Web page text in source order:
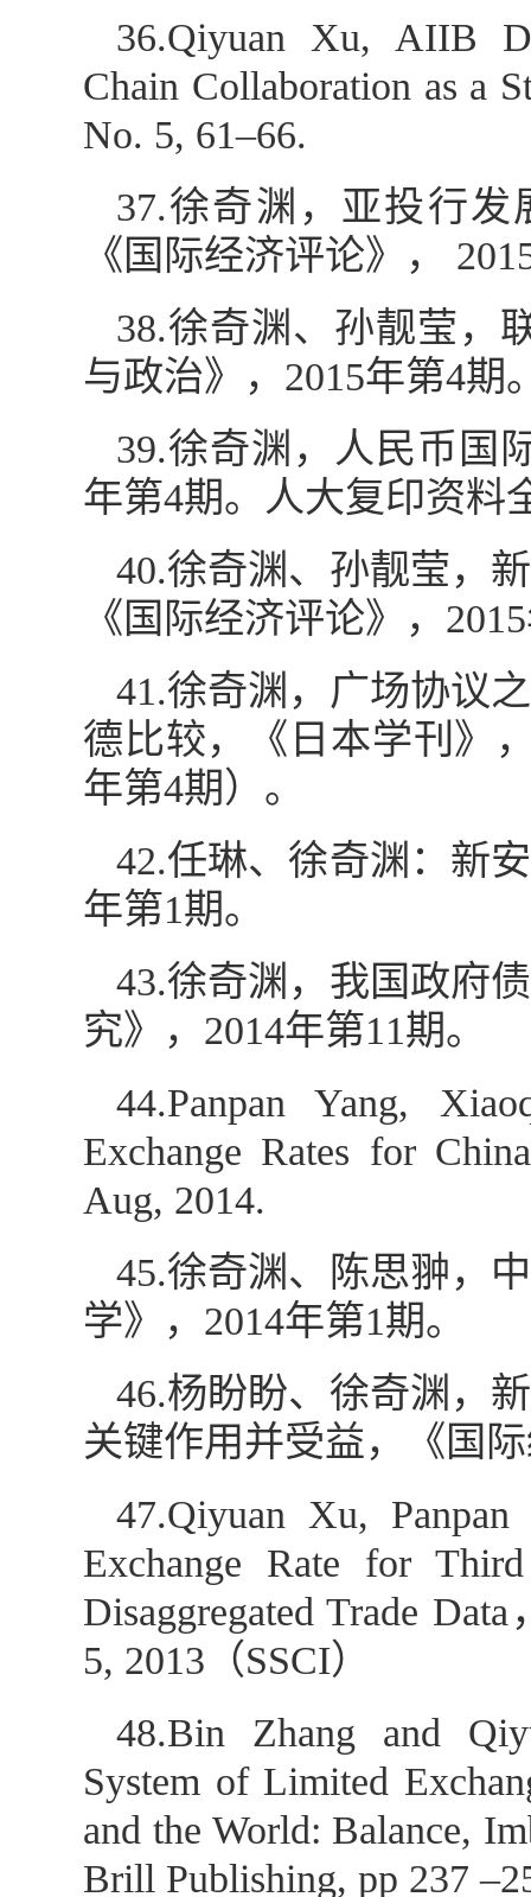
36.Qiyuan Xu, AIIB
Chain Collaboration as a
No. 5, 61–66.
37.徐奇渊，亚投行
《国际经济评论》，
38.徐奇渊、孙靓莹，
与政治》，2015年第4期
39.徐奇渊，人民币国
年第4期。人大复印资料
40.徐奇渊、孙靓莹，
《国际经济评论》，
41.徐奇渊，广场协议
德比较，《日本学刊》
年第4期）。
42.任琳、徐奇渊：新
年第1期。
43.徐奇渊，我国政府
究》，2014年第11期。
44.Panpan Yang,
Exchange Rates for
Aug, 2014.
45.徐奇渊、陈思翀，
学》，2014年第1期。
46.杨盼盼、徐奇渊，
关键作用并受益，《国
47.Qiyuan Xu,
Exchange Rate for
Disaggregated Trade
5, 2013（SSCI）
48.Bin Zhang and
System of Limited
and the World: Balance,
Brill Publishing, pp 237